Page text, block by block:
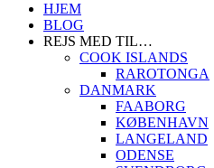
HJEM
BLOG
REJS MED TIL…
COOK ISLANDS
RAROTONGA
DANMARK
FAABORG
KØBENHAVN
LANGELAND
ODENSE